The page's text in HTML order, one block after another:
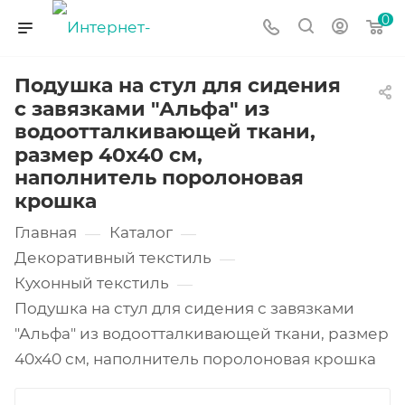
0
Подушка на стул для сидения
с завязками "Альфа" из
водоотталкивающей ткани,
размер 40х40 см,
наполнитель поролоновая
крошка
Главная — Каталог —
Декоративный текстиль —
Кухонный текстиль —
Подушка на стул для сидения с завязками
"Альфа" из водоотталкивающей ткани, размер
40х40 см, наполнитель поролоновая крошка